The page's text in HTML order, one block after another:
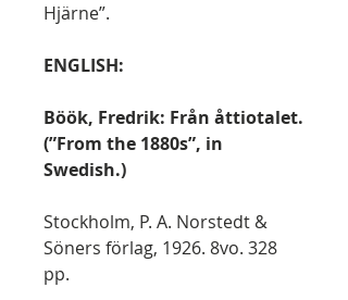
Hjärne”.
ENGLISH:
Böök, Fredrik: Från åttiotalet.
(”From the 1880s”, in
Swedish.)
Stockholm, P. A. Norstedt &
Söners förlag, 1926. 8vo. 328
pp.